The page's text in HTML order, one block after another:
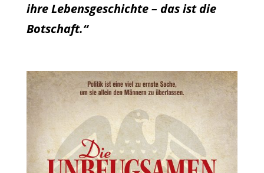
ihre Lebensgeschichte – das ist die
Botschaft.“